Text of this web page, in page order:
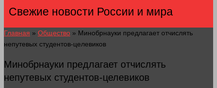
Свежие новости России и мира
Главная » Общество » Минобрнауки предлагает отчислять
непутевых студентов-целевиков
Минобрнауки предлагает отчислять
непутевых студентов-целевиков